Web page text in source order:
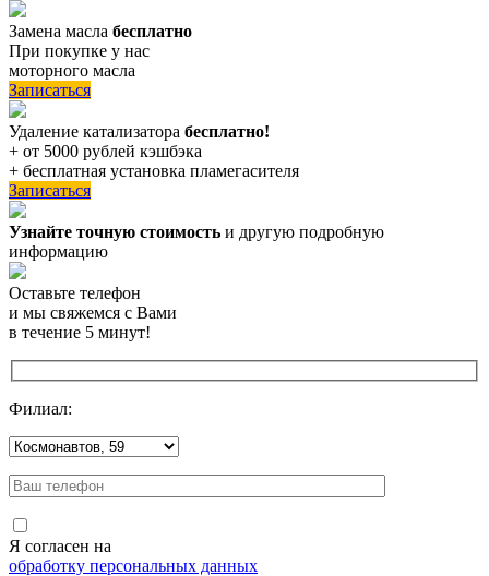
Замена масла бесплатно
При покупке у нас
моторного масла
Записаться
Удаление катализатора бесплатно!
+ от 5000 рублей кэшбэка
+ бесплатная установка пламегасителя
Записаться
Узнайте точную стоимость и другую подробную
информацию
Оставьте телефон
и мы свяжемся с Вами
в течение 5 минут!
Филиал:
Я согласен на
обработку персональных данных